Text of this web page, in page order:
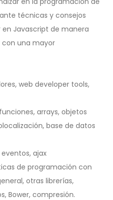
técnicas y consejos
en Javascript de manera
una mayor
web developer tools,
arrays, objetos
base de datos
eventos, ajax
de programación con
otras librerías,
Bower, compresión.